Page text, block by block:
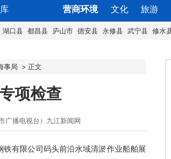
营商环境 文化 旅游
湖口县 都昌县 庐山市 德安县 永修县 武宁县 修水
事局 > 正文
项检查
广播电视台）九江新闻网
有限公司码头前沿水域清淤作业船舶展